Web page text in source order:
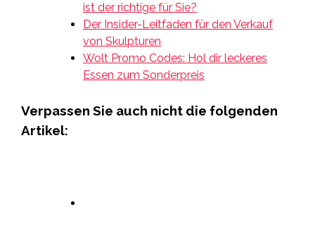
ist der richtige für Sie?
Der Insider-Leitfaden für den Verkauf
von Skulpturen
Wolt Promo Codes: Hol dir leckeres
Essen zum Sonderpreis
Verpassen Sie auch nicht die folgenden
Artikel: